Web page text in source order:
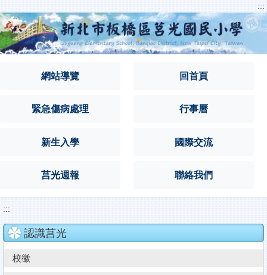
到
主
要
:::
網站導覽 回首頁
緊急傷病處理 行事曆
新生入學 國際交流
莒光週報 聯絡我們
:::
認識莒光
校徽